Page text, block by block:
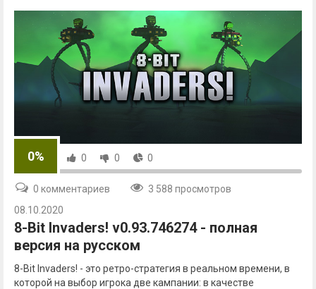
0% 0 0 0
0 комментариев
3 588 просмотров
08.10.2020
8-Bit Invaders! v0.93.746274 - полная
версия на русском
8-Bit Invaders! - это ретро-стратегия в реальном времени, в
которой на выбор игрока две кампании: в качестве